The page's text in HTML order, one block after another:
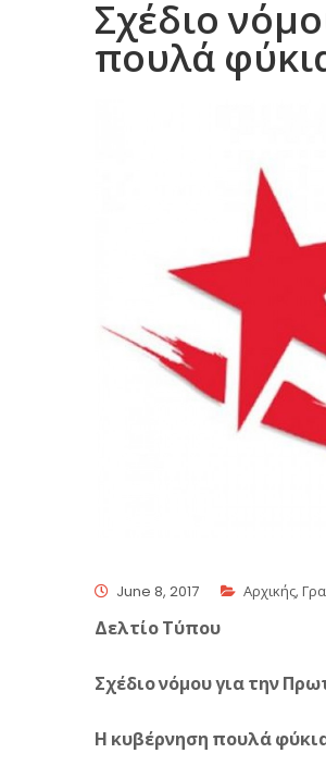
Σχέδιο
πουλά
June 8, 2017 Αρχικής,
Δελτίο Τύπου
Σχέδιο νόμου για την
Η κυβέρνηση πουλά